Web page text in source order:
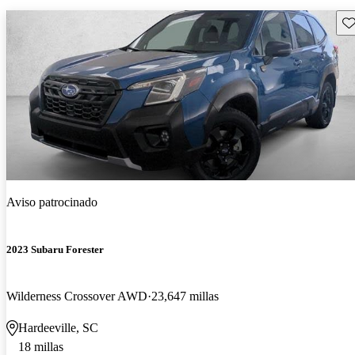
Aviso patrocinado
2023 Subaru Forester
Wilderness Crossover AWD 23,647 millas
Hardeeville, SC
18 millas